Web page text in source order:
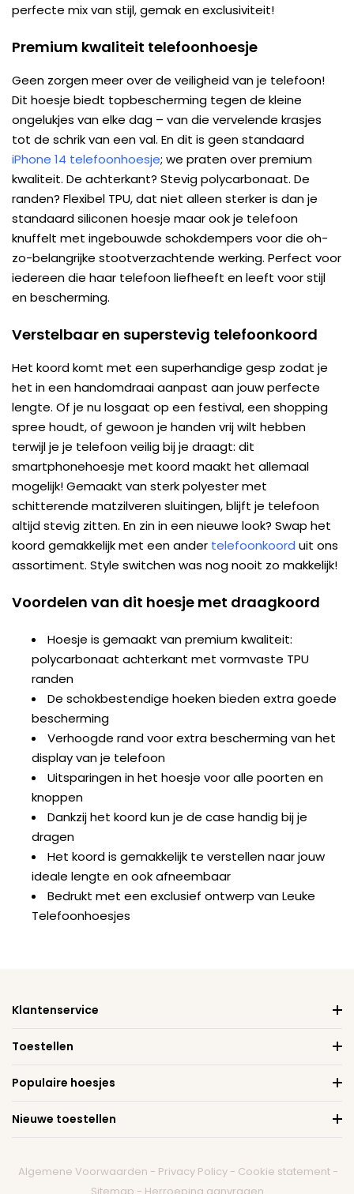
perfecte mix van stijl, gemak en exclusiviteit!
Premium kwaliteit telefoonhoesje
Geen zorgen meer over de veiligheid van je telefoon!
Dit hoesje biedt topbescherming tegen de kleine
ongelukjes van elke dag – van die vervelende krasjes
tot de schrik van een val. En dit is geen standaard
iPhone 14 telefoonhoesje; we praten over premium
kwaliteit. De achterkant? Stevig polycarbonaat. De
randen? Flexibel TPU, dat niet alleen sterker is dan je
standaard siliconen hoesje maar ook je telefoon
knuffelt met ingebouwde schokdempers voor die oh-
zo-belangrijke stootverzachtende werking. Perfect voor
iedereen die haar telefoon liefheeft en leeft voor stijl
en bescherming.
Verstelbaar en superstevig telefoonkoord
Het koord komt met een superhandige gesp zodat je
het in een handomdraai aanpast aan jouw perfecte
lengte. Of je nu losgaat op een festival, een shopping
spree houdt, of gewoon je handen vrij wilt hebben
terwijl je je telefoon veilig bij je draagt: dit
smartphonehoesje met koord maakt het allemaal
mogelijk! Gemaakt van sterk polyester met
schitterende matzilveren sluitingen, blijft je telefoon
altijd stevig zitten. En zin in een nieuwe look? Swap het
koord gemakkelijk met een ander telefoonkoord uit ons
assortiment. Style switchen was nog nooit zo makkelijk!
Voordelen van dit hoesje met draagkoord
Hoesje is gemaakt van premium kwaliteit:
polycarbonaat achterkant met vormvaste TPU
randen
De schokbestendige hoeken bieden extra goede
bescherming
Verhoogde rand voor extra bescherming van het
display van je telefoon
Uitsparingen in het hoesje voor alle poorten en
knoppen
Dankzij het koord kun je de case handig bij je
dragen
Het koord is gemakkelijk te verstellen naar jouw
ideale lengte en ook afneembaar
Bedrukt met een exclusief ontwerp van Leuke
Telefoonhoesjes
Klantenservice
Toestellen
Populaire hoesjes
Nieuwe toestellen
Algemene Voorwaarden - Privacy Policy - Cookie statement -
Sitemap - Herroeping aanvragen